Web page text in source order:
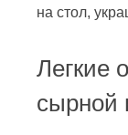
на стол,
Легкие
сырной